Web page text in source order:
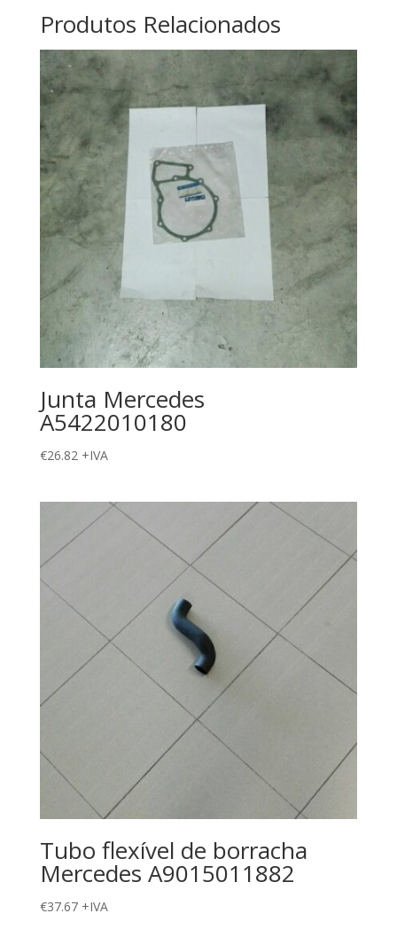
Produtos Relacionados
Junta Mercedes
A5422010180
€26.82 +IVA
Tubo flexível de borracha
Mercedes A9015011882
€37.67 +IVA